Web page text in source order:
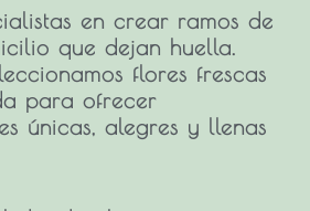
en crear ramos de
que dejan huella.
flores frescas
para ofrecer
únicas, alegres y llenas